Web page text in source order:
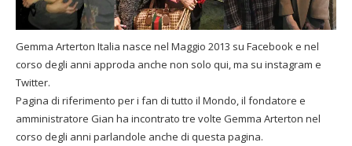
Gemma Arterton Italia nasce nel Maggio 2013 su Facebook e nel
corso degli anni approda anche non solo qui, ma su instagram e
Twitter.
Pagina di riferimento per i fan di tutto il Mondo, il fondatore e
amministratore Gian ha incontrato tre volte Gemma Arterton nel
corso degli anni parlandole anche di questa pagina.